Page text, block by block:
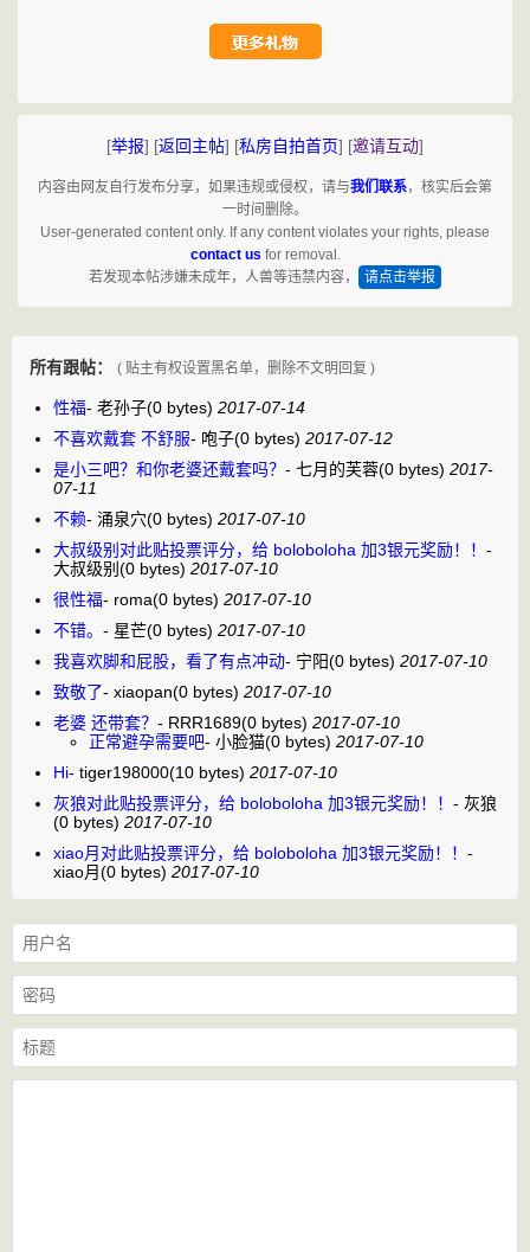
[举报] [返回主帖] [私房自拍首页] [邀请互动]
内容由网友自行发布分享，如果违规或侵权，请与我们联系，核实后会第
一时间删除。
User-generated content only. If any content violates your rights, please
contact us for removal.
若发现本帖涉嫌未成年，人兽等违禁内容，
请点击举报
所有跟帖： ( 贴主有权设置黑名单，删除不文明回复 )
性福- 老孙子(0 bytes) 2017-07-14
不喜欢戴套 不舒服- 咆子(0 bytes) 2017-07-12
是小三吧？和你老婆还戴套吗？ - 七月的芙蓉(0 bytes) 2017-
07-11
不赖- 涌泉穴(0 bytes) 2017-07-10
大叔级别对此贴投票评分，给 boloboloha 加3银元奖励！！ -
大叔级别 (0 bytes) 2017-07-10
很性福- roma(0 bytes) 2017-07-10
不错。 - 星芒(0 bytes) 2017-07-10
我喜欢脚和屁股，看了有点冲动- 宁阳(0 bytes) 2017-07-10
致敬了- xiaopan(0 bytes) 2017-07-10
老婆 还带套？ - RRR1689(0 bytes) 2017-07-10
正常避孕需要吧- 小脸猫(0 bytes) 2017-07-10
Hi- tiger198000(10 bytes) 2017-07-10
灰狼对此贴投票评分，给 boloboloha 加3银元奖励！！ - 灰狼
(0 bytes) 2017-07-10
xiao月对此贴投票评分，给 boloboloha 加3银元奖励！！ -
xiao月(0 bytes) 2017-07-10